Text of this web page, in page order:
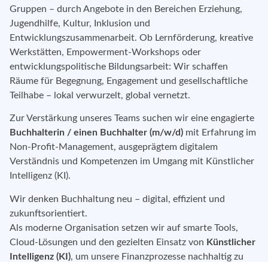
Gruppen – durch Angebote in den Bereichen Erziehung,
Jugendhilfe, Kultur, Inklusion und
Entwicklungszusammenarbeit. Ob Lernförderung, kreative
Werkstätten, Empowerment-Workshops oder
entwicklungspolitische Bildungsarbeit: Wir schaffen
Räume für Begegnung, Engagement und gesellschaftliche
Teilhabe – lokal verwurzelt, global vernetzt.
Zur Verstärkung unseres Teams suchen wir eine engagierte
Buchhalterin / einen Buchhalter (m/w/d) mit Erfahrung im
Non-Profit-Management, ausgeprägtem digitalem
Verständnis und Kompetenzen im Umgang mit Künstlicher
Intelligenz (KI).
Wir denken Buchhaltung neu – digital, effizient und
zukunftsorientiert.
Als moderne Organisation setzen wir auf smarte Tools,
Cloud-Lösungen und den gezielten Einsatz von Künstlicher
Intelligenz (KI), um unsere Finanzprozesse nachhaltig zu